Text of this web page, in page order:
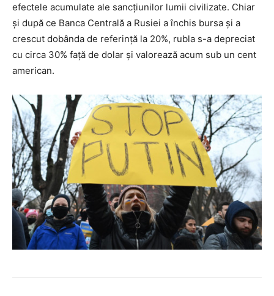
efectele acumulate ale sancţiunilor lumii civilizate. Chiar
şi după ce Banca Centrală a Rusiei a închis bursa şi a
crescut dobânda de referinţă la 20%, rubla s-a depreciat
cu circa 30% faţă de dolar şi valorează acum sub un cent
american.